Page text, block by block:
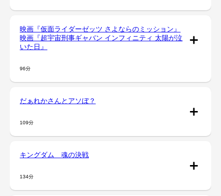
映画『仮面ライダーゼッツ さよならのミッション』
映画『超宇宙刑事ギャバン インフィニティ 太陽が泣
いた日』
96分
だぁれかさんとアソぼ？
109分
キングダム 魂の決戦
134分